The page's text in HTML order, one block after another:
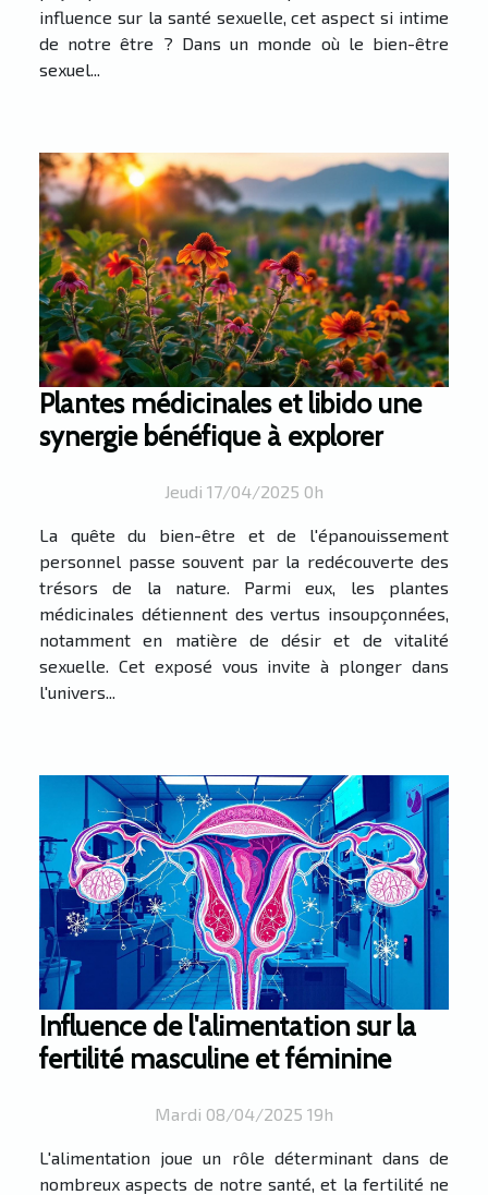
influence sur la santé sexuelle, cet aspect si intime
de notre être ? Dans un monde où le bien-être
sexuel...
Plantes médicinales et libido une
synergie bénéfique à explorer
Jeudi 17/04/2025 0h
La quête du bien-être et de l'épanouissement
personnel passe souvent par la redécouverte des
trésors de la nature. Parmi eux, les plantes
médicinales détiennent des vertus insoupçonnées,
notamment en matière de désir et de vitalité
sexuelle. Cet exposé vous invite à plonger dans
l'univers...
Influence de l'alimentation sur la
fertilité masculine et féminine
Mardi 08/04/2025 19h
L'alimentation joue un rôle déterminant dans de
nombreux aspects de notre santé, et la fertilité ne